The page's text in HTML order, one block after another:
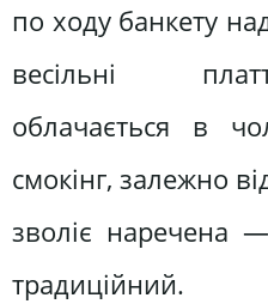
по ходу банкету
весільні
облачається в
смокінг, залежно
зволіє наречена
традиційний.